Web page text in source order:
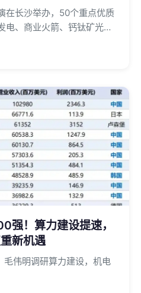
在长沙举办，50个重点优质
电、商业火箭、钙钛矿光伏
强！算力建设提速，
新机遇
伟明调研算力建设，机电